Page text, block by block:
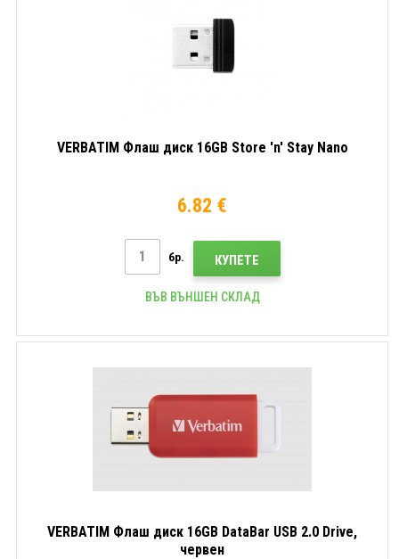
VERBATIM Флаш диск 16GB Store 'n' Stay Nano
6.82 €
бр. КУПЕТЕ
ВЪВ ВЪНШЕН СКЛАД
VERBATIM Флаш диск 16GB DataBar USB 2.0 Drive,
червен